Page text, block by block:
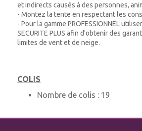
et indirects causés à des personnes,
- Montez la tente en respectant les
- Pour la gamme PROFESSIONNEL
SECURITE PLUS afin d'obtenir des
limites de vent et de neige.
COLIS
Nombre de colis : 19